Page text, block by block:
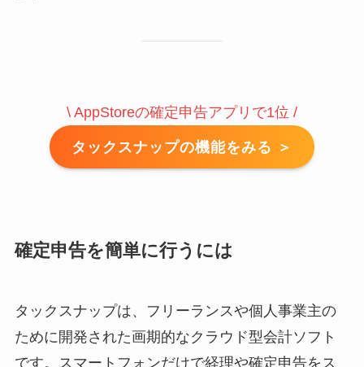
\ AppStoreの確定申告アプリで1位 /
タックスナップの機能をみる ＞
確定申告を簡単に行うには
タックスナップは、フリーランスや個人事業主の
ために開発された画期的なクラウド型会計ソフト
です。スマートフォンだけで経理や確定申告をス